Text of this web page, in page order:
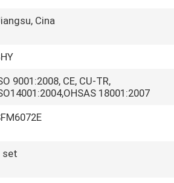
Cina
9001:2008, CE, CU-TR,
18001:2007
set